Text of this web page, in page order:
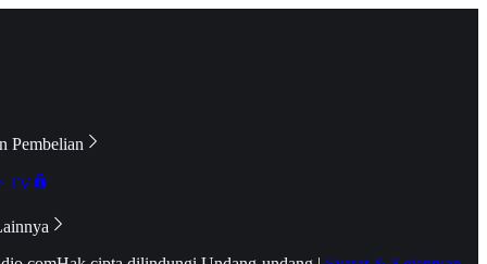
Pembelian
TV